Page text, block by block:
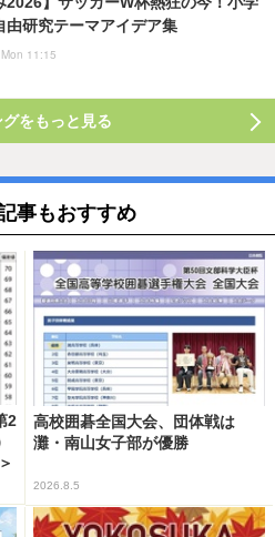
由研究テーマアイデア集
11:15
をもっと見る
事もおすすめ
2
高校囲碁全国大会、団体戦は
灘・南山女子部が優勝
2026.8.5